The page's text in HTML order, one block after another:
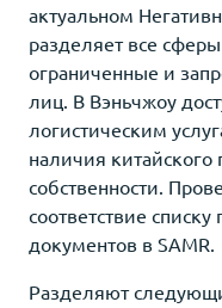
актуальном
разделяет все
ограниченные и
лиц. В Вэньчжоу
логистическим
наличия китайского
собственности.
соответствие
документов в SAMR.
Разделяют